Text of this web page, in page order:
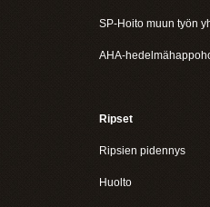
SP-Hoito muun työn
AHA-
Ripset
Ripsien pidennys
Huolto